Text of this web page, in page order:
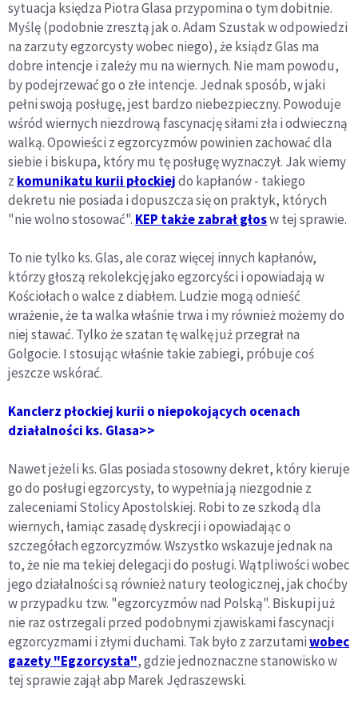
sytuacja księdza Piotra Glasa przypomina o tym dobitnie.
Myślę (podobnie zresztą jak o. Adam Szustak w odpowiedzi
na zarzuty egzorcysty wobec niego), że ksiądz Glas ma
dobre intencje i zależy mu na wiernych. Nie mam powodu,
by podejrzewać go o złe intencje. Jednak sposób, w jaki
pełni swoją posługę, jest bardzo niebezpieczny. Powoduje
wśród wiernych niezdrową fascynację siłami zła i odwieczną
walką. Opowieści z egzorcyzmów powinien zachować dla
siebie i biskupa, który mu tę posługę wyznaczył. Jak wiemy
z komunikatu kurii płockiejdo kapłanów - takiego
dekretu nie posiada i dopuszcza się on praktyk, których
"nie wolno stosować". KEP także zabrał głosw tej sprawie.
To nie tylko ks. Glas, ale coraz więcej innych kapłanów,
którzy głoszą rekolekcję jako egzorcyści i opowiadają w
Kościołach o walce z diabłem. Ludzie mogą odnieść
wrażenie, że ta walka właśnie trwa i my również możemy do
niej stawać. Tylko że szatan tę walkę już przegrał na
Golgocie. I stosując właśnie takie zabiegi, próbuje coś
jeszcze wskórać.
Kanclerz płockiej kurii o niepokojących ocenach
działalności ks. Glasa>>
Nawet jeżeli ks. Glas posiada stosowny dekret, który kieruje
go do posługi egzorcysty, to wypełnia ją niezgodnie z
zaleceniami Stolicy Apostolskiej. Robi to ze szkodą dla
wiernych, łamiąc zasadę dyskrecji i opowiadając o
szczegółach egzorcyzmów. Wszystko wskazuje jednak na
to, że nie ma tekiej delegacji do posługi. Wątpliwości wobec
jego działalności są również natury teologicznej, jak choćby
w przypadku tzw. "egzorcyzmów nad Polską". Biskupi już
nie raz ostrzegali przed podobnymi zjawiskami fascynacji
egzorcyzmami i złymi duchami. Tak było z zarzutamiwobec
gazety "Egzorcysta", gdzie jednoznaczne stanowisko w
tej sprawie zajął abp Marek Jędraszewski.